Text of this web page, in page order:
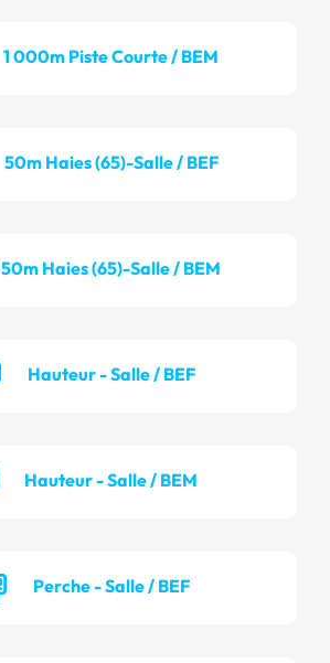
1 000m Piste Courte / BEM
50m Haies (65)-Salle / BEF
50m Haies (65)-Salle / BEM
Hauteur - Salle / BEF
Hauteur - Salle / BEM
Perche - Salle / BEF